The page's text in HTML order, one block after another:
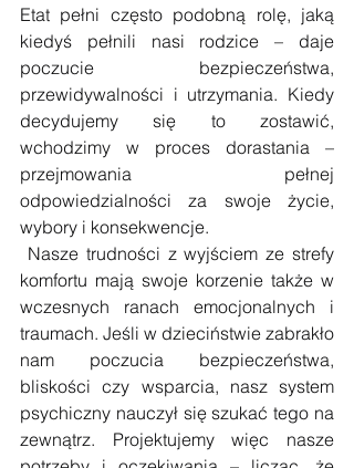
Etat pełni często podobną rolę, jaką
kiedyś pełnili nasi rodzice – daje
poczucie bezpieczeństwa,
przewidywalności i utrzymania. Kiedy
decydujemy się to zostawić,
wchodzimy w proces dorastania –
przejmowania pełnej
odpowiedzialności za swoje życie,
wybory i konsekwencje.
Nasze trudności z wyjściem ze strefy
komfortu mają swoje korzenie także w
wczesnych ranach emocjonalnych i
traumach. Jeśli w dzieciństwie zabrakło
nam poczucia bezpieczeństwa,
bliskości czy wsparcia, nasz system
psychiczny nauczył się szukać tego na
zewnątrz. Projektujemy więc nasze